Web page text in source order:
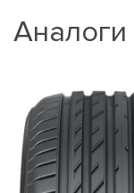
Аналоги